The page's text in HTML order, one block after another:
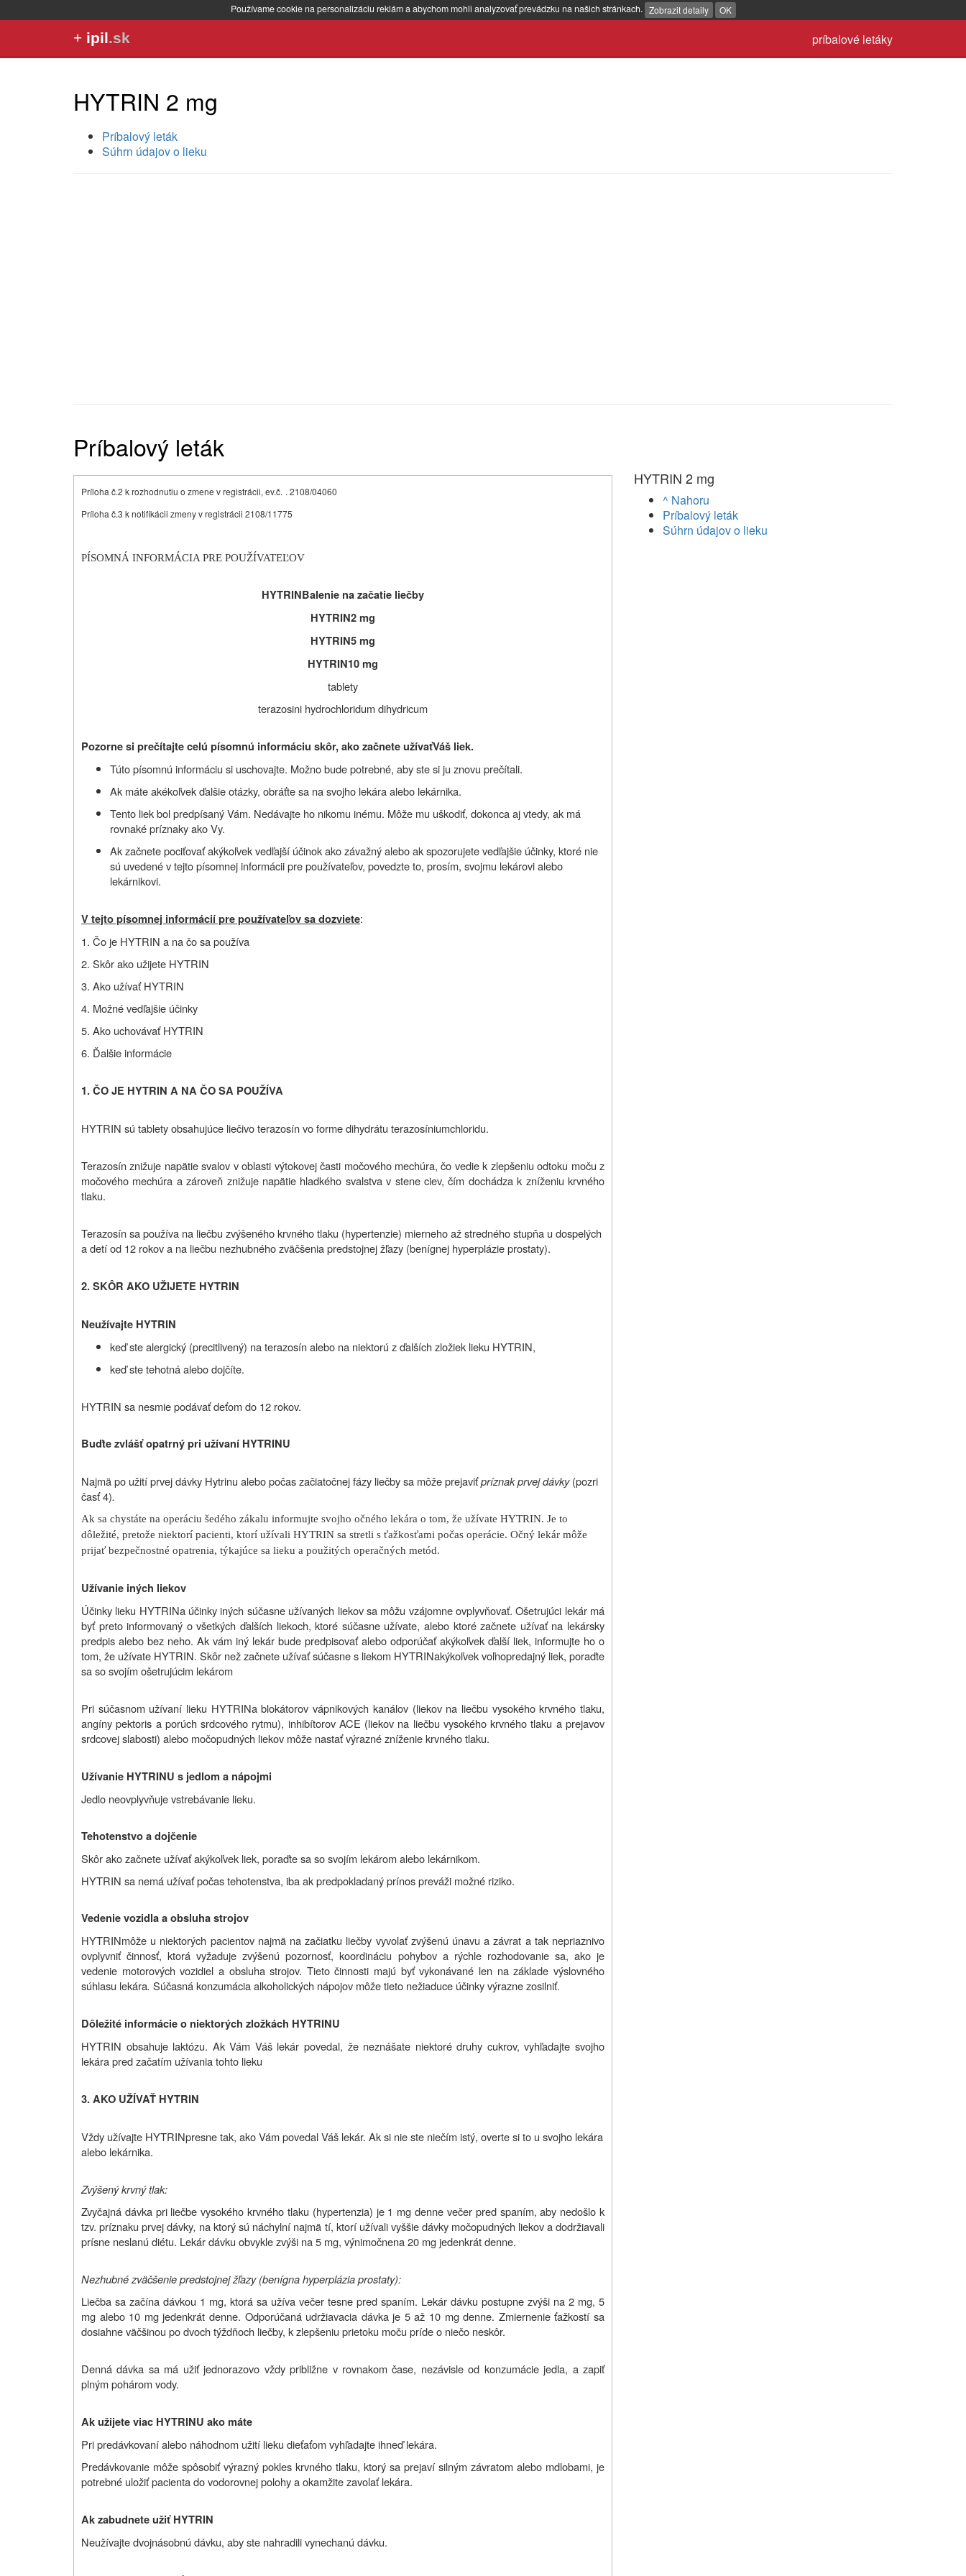
Používame cookie na personalizáciu reklám a abychom mohli analyzovať prevádzku na našich stránkach. Zobrazit detaily OK
príbalové letáky
+ ipil.sk
HYTRIN 2 mg
Príbalový leták
Súhrn údajov o lieku
Príbalový leták
Príloha č.2 k rozhodnutiu o zmene v registrácii, ev.č. . 2108/04060
Príloha č.3 k notifikácii zmeny v registrácii 2108/11775
PÍSOMNÁ INFORMÁCIA PRE POUŽÍVATEĽOV
HYTRINBalenie na začatie liečby
HYTRIN2 mg
HYTRIN5 mg
HYTRIN10 mg
tablety
terazosini hydrochloridum dihydricum
Pozorne si prečítajte celú písomnú informáciu skôr, ako začnete užívaťVáš liek.
Túto písomnú informáciu si uschovajte. Možno bude potrebné, aby ste si ju znovu prečítali.
Ak máte akékoľvek ďalšie otázky, obráťte sa na svojho lekára alebo lekárnika.
Tento liek bol predpísaný Vám. Nedávajte ho nikomu inému. Môže mu uškodiť, dokonca aj vtedy, ak má
rovnaké príznaky ako Vy.
Ak začnete pociťovať akýkoľvek vedľajší účinok ako závažný alebo ak spozorujete vedľajšie účinky, ktoré nie
sú uvedené v tejto písomnej informácii pre používateľov, povedzte to, prosím, svojmu lekárovi alebo
lekárnikovi.
V tejto písomnej informácií pre používateľov sa dozviete:
1. Čo je HYTRIN a na čo sa používa
2. Skôr ako užijete HYTRIN
3. Ako užívať HYTRIN
4. Možné vedľajšie účinky
5. Ako uchovávať HYTRIN
6. Ďalšie informácie
1. ČO JE HYTRIN A NA ČO SA POUŽÍVA
HYTRIN sú tablety obsahujúce liečivo terazosín vo formedihydrátu terazosíniumchloridu.
Terazosín znižuje napätie svalov v oblasti výtokovej časti močového mechúra, čo vedie k zlepšeniu odtoku moču z
močového mechúra a zároveň znižuje napätie hladkého svalstva v stene ciev, čím dochádza k zníženiu krvného
tlaku.
Terazosín sa používa na liečbu zvýšeného krvného tlaku (hypertenzie) mierneho až stredného stupňa u dospelých
a detí od 12 rokov a na liečbu nezhubného zväčšenia predstojnej žľazy (benígnej hyperplázie prostaty).
2. SKÔR AKO UŽIJETE HYTRIN
Neužívajte HYTRIN
keď ste alergický (precitlivený) na terazosín alebo na niektorú z ďalších zložiek lieku HYTRIN,
keď ste tehotná alebo dojčíte.
HYTRIN sa nesmie podávať deťom do 12 rokov.
Buďte zvlášť opatrný pri užívaní HYTRINU
Najmä po užití prvej dávky Hytrinu alebo počas začiatočnej fázy liečby sa môže prejaviťpríznak prvej dávky (pozri
časť 4).
Ak sa chystáte na operáciu šedého zákalu informujte svojho očného lekára o tom, že užívate HYTRIN. Je to
dôležité, pretože niektorí pacienti, ktorí užívali HYTRIN sa stretli s ťažkosťami počas operácie. Očný lekár môže
prijať bezpečnostné opatrenia, týkajúce sa lieku a použitých operačných metód.
Užívanie iných liekov
Účinky lieku HYTRINa účinky iných súčasne užívaných liekov sa môžu vzájomne ovplyvňovať. Ošetrujúci lekár má
byť preto informovaný o všetkých ďalších liekoch, ktoré súčasne užívate, alebo ktoré začnete užívať na lekársky
predpis alebo bez neho. Ak vám iný lekár bude predpisovať alebo odporúčať akýkoľvek ďalší liek, informujte ho o
tom, že užívate HYTRIN. Skôr než začnete užívať súčasne s liekom HYTRINakýkoľvek voľnopredajný liek, poraďte
sa so svojím ošetrujúcim lekárom
Pri súčasnom užívaní lieku HYTRINa blokátorov vápnikových kanálov (liekov na liečbu vysokého krvného tlaku,
angíny pektoris a porúch srdcového rytmu), inhibítorov ACE (liekov na liečbu vysokého krvného tlaku a prejavov
srdcovej slabosti) alebo močopudných liekov môže nastať výrazné zníženie krvného tlaku.
Užívanie HYTRINU s jedlom a nápojmi
Jedlo neovplyvňuje vstrebávanie lieku.
Tehotenstvo a dojčenie
Skôr ako začnete užívať akýkoľvek liek, poraďte sa so svojím lekárom alebo lekárnikom.
HYTRIN sa nemá užívať počas tehotenstva, iba ak predpokladaný prínos preváži možné riziko.
Vedenie vozidla a obsluha strojov
HYTRINmôže u niektorých pacientov najmä na začiatku liečby vyvolať zvýšenú únavu a závrat a tak nepriaznivo
ovplyvniť činnosť, ktorá vyžaduje zvýšenú pozornosť, koordináciu pohybov a rýchle rozhodovanie sa, ako je
vedenie motorových vozidiel a obsluha strojov. Tieto činnosti majú byť vykonávané len na základe výslovného
súhlasu lekára. Súčasná konzumácia alkoholických nápojov môže tieto nežiaduce účinky výrazne zosilniť.
Dôležité informácie o niektorých zložkách HYTRINU
HYTRIN obsahuje laktózu. Ak Vám Váš lekár povedal, že neznášate niektoré druhy cukrov, vyhľadajte svojho
lekára pred začatím užívania tohto lieku
3. AKO UŽÍVAŤ HYTRIN
Vždy užívajte HYTRINpresne tak, ako Vám povedal Váš lekár. Ak si nie ste niečím istý, overte si to u svojho lekára
alebo lekárnika.
Zvýšený krvný tlak:
Zvyčajná dávka pri liečbe vysokého krvného tlaku (hypertenzia) je 1 mg denne večer pred spaním, aby nedošlo k
tzv. príznaku prvej dávky, na ktorý sú náchylní najmä tí, ktorí užívali vyššie dávky močopudných liekov a dodržiavali
prísne neslanú diétu. Lekár dávku obvykle zvýši na 5 mg, výnimočnena 20 mg jedenkrát denne.
Nezhubné zväčšenie predstojnej žľazy (benígna hyperplázia prostaty):
Liečba sa začína dávkou 1 mg, ktorá sa užíva večer tesne pred spaním. Lekár dávku postupne zvýši na 2 mg, 5
mg alebo 10 mg jedenkrát denne. Odporúčaná udržiavacia dávka je 5 až 10 mg denne. Zmiernenie ťažkostí sa
dosiahne väčšinou po dvoch týždňoch liečby, k zlepšeniu prietoku moču príde o niečo neskôr.
Denná dávka sa má užiť jednorazovo vždy približne v rovnakom čase, nezávisle od konzumácie jedla, a zapiť
plným pohárom vody.
Ak užijete viac HYTRINU ako máte
Pri predávkovaní alebo náhodnom užití lieku dieťaťom vyhľadajte ihneď lekára.
Predávkovanie môže spôsobiť výrazný pokles krvného tlaku, ktorý sa prejaví silným závratom alebo mdlobami, je
potrebné uložiť pacienta do vodorovnej polohy a okamžite zavolať lekára.
Ak zabudnete užiť HYTRIN
Neužívajte dvojnásobnú dávku, aby ste nahradili vynechanú dávku.
HYTRIN 2 mg
^ Nahoru
Príbalový leták
Súhrn údajov o lieku